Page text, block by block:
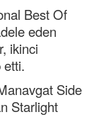
Best Of
eden
ikinci
etti.
Side
Starlight